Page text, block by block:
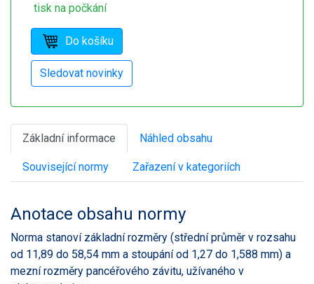
tisk na počkání
Základní informace Náhled obsahu
Související normy Zařazení v kategoriích
Anotace obsahu normy
Norma stanoví základní rozměry (střední průměr v rozsahu
od 11,89 do 58,54 mm a stoupání od 1,27 do 1,588 mm) a
mezní rozměry pancéřového závitu, užívaného v